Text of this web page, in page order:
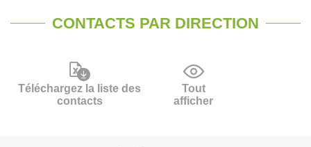
CONTACTS PAR DIRECTION
Téléchargez la liste des
contacts
Tout
afficher